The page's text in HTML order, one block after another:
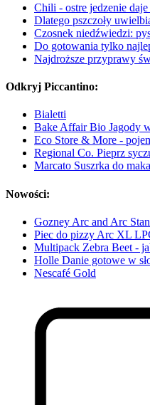
Chili - ostre jedzenie
Dlatego pszczoły
Czosnek niedźwiedzi:
Do gotowania tylko
Najdroższe przyprawy
Odkryj Piccantino:
Bialetti
Bake Affair Bio Jagody
Eco Store & More -
Regional Co. Pieprz
Marcato Suszrka do
Nowości:
Gozney Arc and Arc
Piec do pizzy Arc XL
Multipack Zebra Beet -
Holle Danie gotowe w
Nescafé Gold